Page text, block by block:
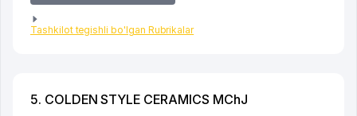
Tashkilot tegishli bo'lgan Rubrikalar
5. COLDEN STYLE CERAMICS MChJ